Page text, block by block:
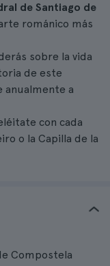
de Santiago de
románico más
sobre la vida
de este
anualmente a
con cada
o la Capilla de la
Compostela